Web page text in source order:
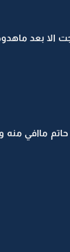
الا بعد
ماافي منه